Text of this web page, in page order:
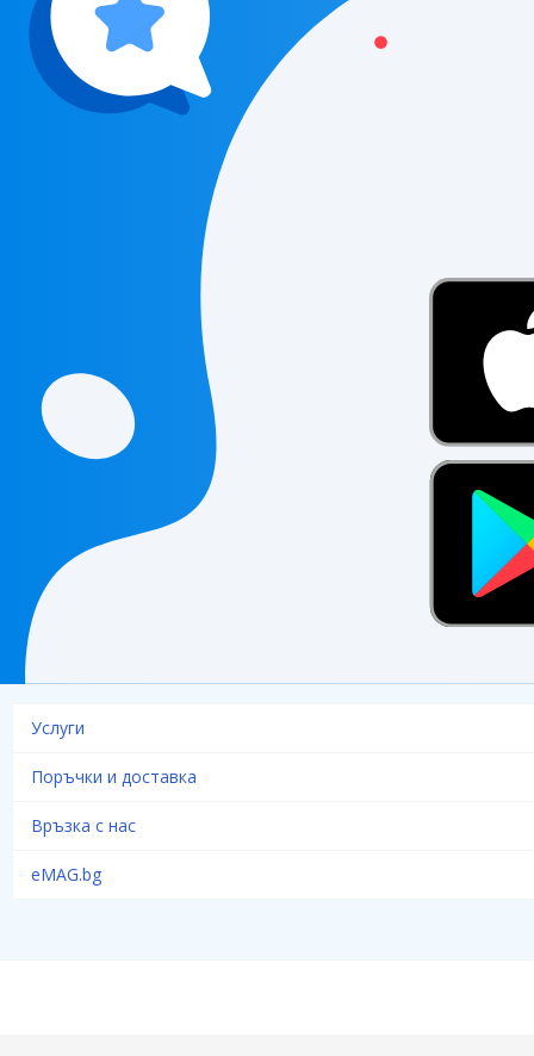
Услуги
Поръчки и доставка
Връзка с нас
eMAG.bg